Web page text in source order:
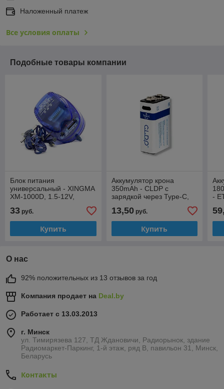
Наложенный платеж
Все условия оплаты
Подобные товары компании
Блок питания
универсальный - XINGMA
XM-1000D, 1.5-12V,
1.5/3/4.5/6/7.5/9/12V, 6
штекеров
33 руб.
Купить
Аккумулятор крона
350mAh - CLDP с
зарядкой через Type-C,
13,50руб.
Купить
-
О нас
92% положительных из 13 отзывов за год
Компания продает на Deal.by
Работает с 13.03.2013
г. Минск
ул. Тимирязева 127, ТД Ждановичи, Радиорынок, здание
Радиомаркет-Паркинг, 1-й этаж, ряд В, павильон 31, Минск,
Беларусь
Контакты